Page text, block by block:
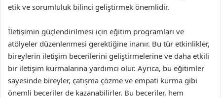
etik ve sorumluluk bilinci geliştirmek önemlidir.
İletişimin güçlendirilmesi için eğitim programları ve
atölyeler düzenlenmesi gerektiğine inanır. Bu tür etkinlikler,
bireylerin iletişim becerilerini geliştirmelerine ve daha etkili
bir iletişim kurmalarına yardımcı olur. Ayrıca, bu eğitimler
sayesinde bireyler, çatışma çözme ve empati kurma gibi
önemli beceriler de kazanabilirler. Bu beceriler, hem